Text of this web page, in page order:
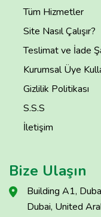
Tüm Hizmetler
Site Nasıl Çalışır?
Teslimat ve İade
Kurumsal Üye
Gizlilik Politikası
S.S.S
İletişim
Bize Ulaşın
Building A1,
Dubai, United